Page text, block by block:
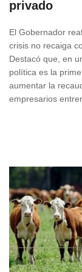
privado
El Gobernador
crisis no recaiga
Destacó que, en
política es la
aumentar la
empresarios